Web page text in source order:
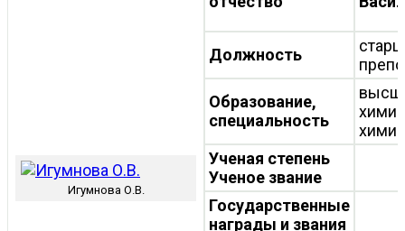
Игумнова О.В.
Должность
Образование,
специальность
химии
Ученая степень
Ученое звание
Государственные
награды и звания